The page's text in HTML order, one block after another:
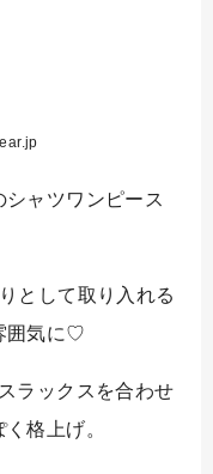
ャツワンピース
として取り入れる
囲気に♡
ラックスを合わせ
格上げ。